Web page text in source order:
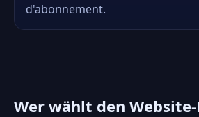
d'abonnement.
Wer wählt den